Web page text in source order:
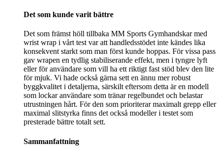
Det som kunde varit bättre
Det som främst höll tillbaka MM Sports Gymhandskar med
wrist wrap i vårt test var att handledsstödet inte kändes lika
konsekvent starkt som man först kunde hoppas. För vissa pass
gav wrapen en tydlig stabiliserande effekt, men i tyngre lyft
eller för användare som vill ha ett riktigt fast stöd blev den lite
för mjuk. Vi hade också gärna sett en ännu mer robust
byggkvalitet i detaljerna, särskilt eftersom detta är en modell
som lockar användare som tränar regelbundet och belastar
utrustningen hårt. För den som prioriterar maximalt grepp eller
maximal slitstyrka finns det också modeller i testet som
presterade bättre totalt sett.
Sammanfattning